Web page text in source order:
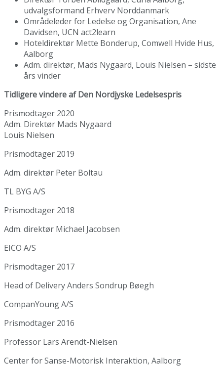
udvalgsformand Erhverv Norddanmark
Områdeleder for Ledelse og Organisation, Ane
Davidsen, UCN act2learn
Hoteldirektør Mette Bonderup, Comwell Hvide Hus,
Aalborg
Adm. direktør, Mads Nygaard, Louis Nielsen – sidste
års vinder
Tidligere vindere af Den Nordjyske Ledelsespris
Prismodtager 2020
Adm. Direktør Mads Nygaard
Louis Nielsen
Prismodtager 2019
Adm. direktør Peter Boltau
TL BYG A/S
Prismodtager 2018
Adm. direktør Michael Jacobsen
EICO A/S
Prismodtager 2017
Head of Delivery Anders Sondrup Bøegh
CompanYoung A/S
Prismodtager 2016
Professor Lars Arendt-Nielsen
Center for Sanse-Motorisk Interaktion, Aalborg